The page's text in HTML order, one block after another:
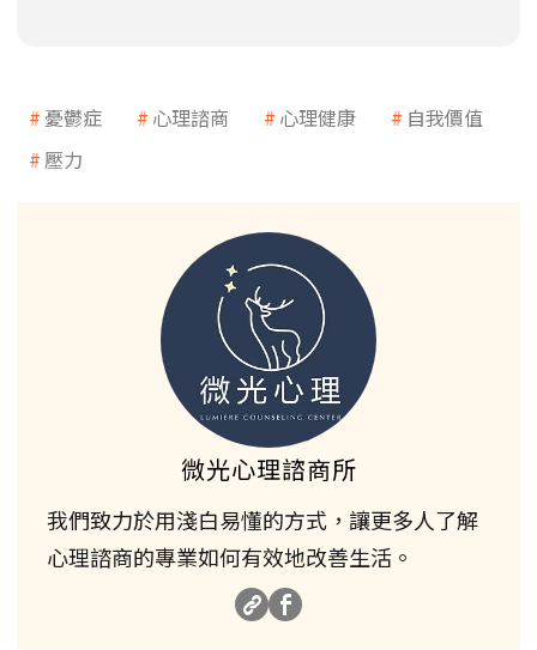
憂鬱症 心理諮商 心理健康
自我價值
壓力
微光心理諮商所
我們致力於用淺白易懂的方式，讓更多人了解
心理諮商的專業如何有效地改善生活。